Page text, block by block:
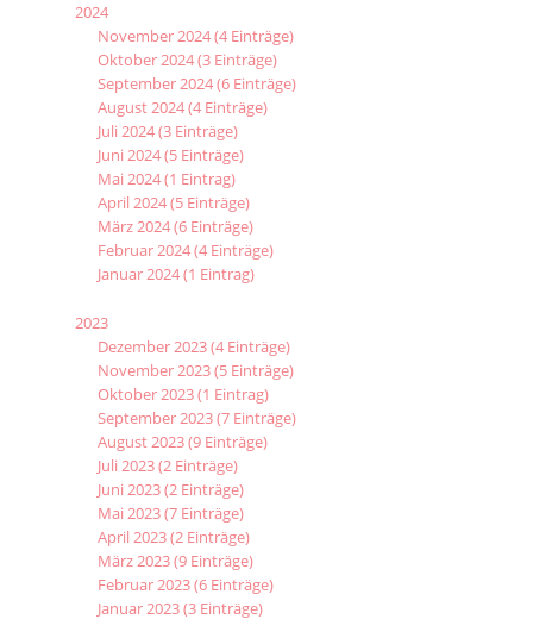
2024
November 2024 (4 Einträge)
Oktober 2024 (3 Einträge)
September 2024 (6 Einträge)
August 2024 (4 Einträge)
Juli 2024 (3 Einträge)
Juni 2024 (5 Einträge)
Mai 2024 (1 Eintrag)
April 2024 (5 Einträge)
März 2024 (6 Einträge)
Februar 2024 (4 Einträge)
Januar 2024 (1 Eintrag)
2023
Dezember 2023 (4 Einträge)
November 2023 (5 Einträge)
Oktober 2023 (1 Eintrag)
September 2023 (7 Einträge)
August 2023 (9 Einträge)
Juli 2023 (2 Einträge)
Juni 2023 (2 Einträge)
Mai 2023 (7 Einträge)
April 2023 (2 Einträge)
März 2023 (9 Einträge)
Februar 2023 (6 Einträge)
Januar 2023 (3 Einträge)